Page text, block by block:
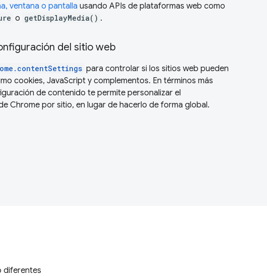
ventana o pantalla usando APIs de plataformas web como
o getDisplayMedia() .
del sitio web
para controlar si los sitios web pueden
cookies, JavaScript y complementos. En términos más
de contenido te permite personalizar el
Chrome por sitio, en lugar de hacerlo de forma global.
diferentes